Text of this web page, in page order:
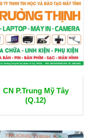
CN P.Trung Mỹ Tây
(Q.12)